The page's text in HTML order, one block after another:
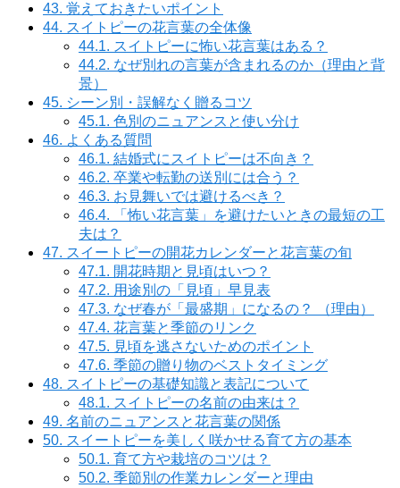
43. 覚えておきたいポイント
44. スイトピーの花言葉の全体像
44.1. スイトピーに怖い花言葉はある？
44.2. なぜ別れの言葉が含まれるのか（理由と背
景）
45. シーン別・誤解なく贈るコツ
45.1. 色別のニュアンスと使い分け
46. よくある質問
46.1. 結婚式にスイトピーは不向き？
46.2. 卒業や転勤の送別には合う？
46.3. お見舞いでは避けるべき？
46.4. 「怖い花言葉」を避けたいときの最短の工
夫は？
47. スイートピーの開花カレンダーと花言葉の旬
47.1. 開花時期と見頃はいつ？
47.2. 用途別の「見頃」早見表
47.3. なぜ春が「最盛期」になるの？ （理由）
47.4. 花言葉と季節のリンク
47.5. 見頃を逃さないためのポイント
47.6. 季節の贈り物のベストタイミング
48. スイトピーの基礎知識と表記について
48.1. スイトピーの名前の由来は？
49. 名前のニュアンスと花言葉の関係
50. スイートピーを美しく咲かせる育て方の基本
50.1. 育て方や栽培のコツは？
50.2. 季節別の作業カレンダーと理由